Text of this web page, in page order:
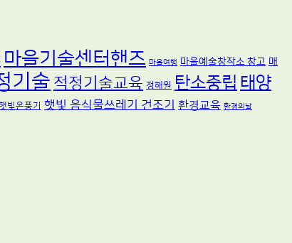
마을기술센터핸즈 마을여행 마을예술창작소 창고 매
기술 적정기술교육 정해원 탄소중립 태양
빛온풍기 햇빛 음식물쓰레기 건조기 환경교육 환경의날